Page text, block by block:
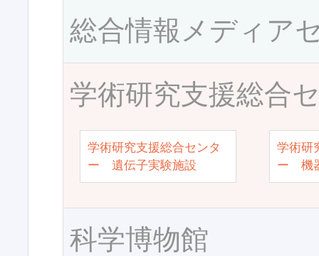
総合情報メディア
学術研究支援総合
学術研究支援総合センタ
ー 遺伝子実験施設
学術研
ー 機
科学博物館